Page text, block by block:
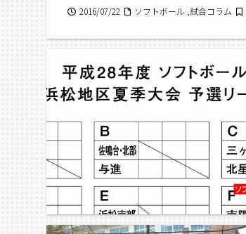
2016/07/22 ソフトボール ,試合コラム